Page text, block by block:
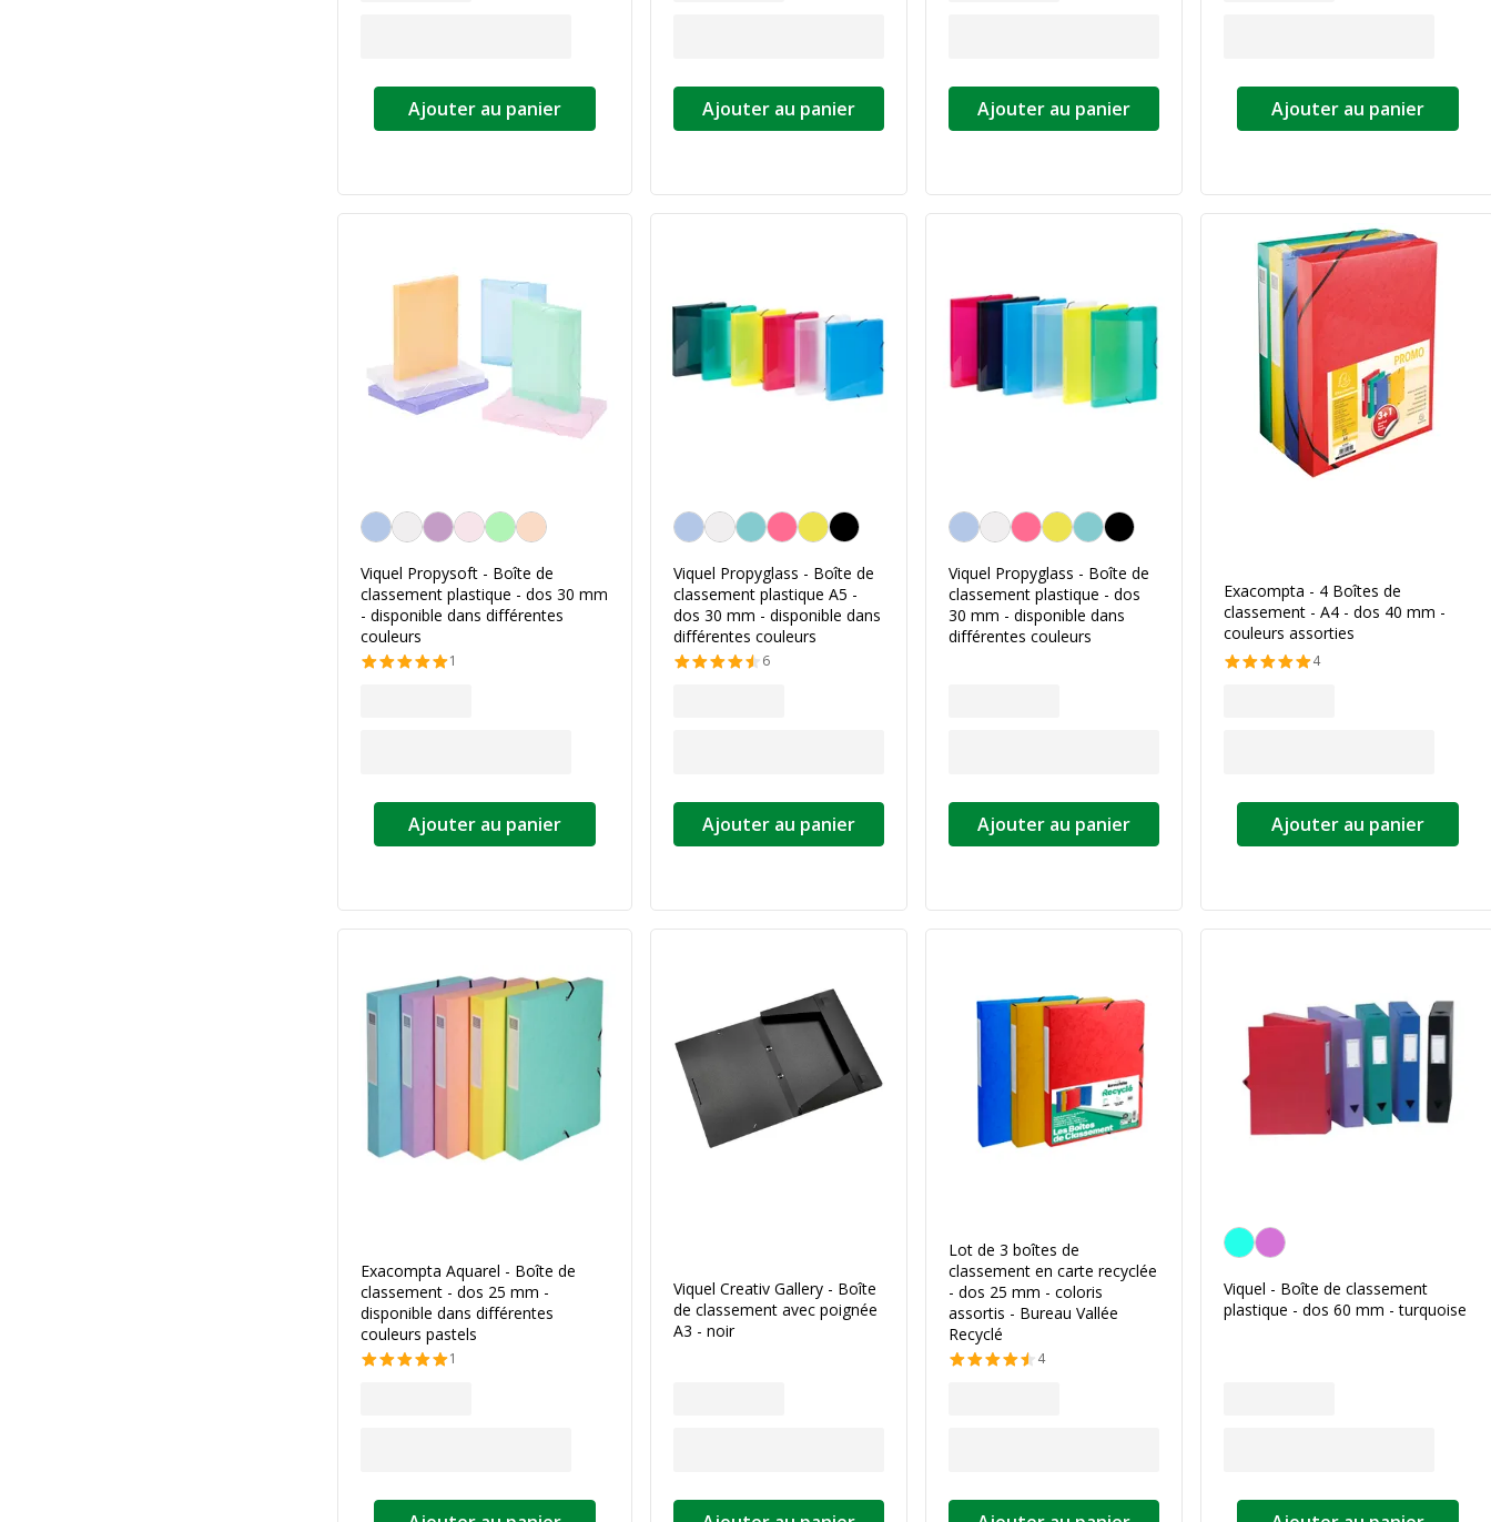
Ajouter au panier Ajouter au panier Ajouter au panier Ajouter au panier
Personnalisation de la couleur
Viquel Propysoft - Boîte de
classement plastique - dos 30 mm
- disponible dans différentes
couleurs
1
Ajouter au panier
Personnalisation de la couleur
Viquel Propyglass - Boîte de
classement plastique A5 -
dos 30 mm - disponible dans
différentes couleurs
6
Ajouter au panier
Personnalisation de la couleur
Viquel Propyglass - Boîte de
classement plastique - dos
30 mm - disponible dans
différentes couleurs
Ajouter au panier
Exacompta - 4 Boîtes de
classement - A4 - dos 40 mm -
couleurs assorties
4
Ajouter au panier
Exacompta Aquarel - Boîte de
classement - dos 25 mm -
disponible dans différentes
couleurs pastels
1
Viquel Creativ Gallery - Boîte
de classement avec poignée
A3 - noir
Lot de 3 boîtes de
classement en carte recyclée
- dos 25 mm - coloris
assortis - Bureau Vallée
Recyclé
4
Turquoise
Viquel - Boîte de classement
plastique - dos 60 mm - turquoise